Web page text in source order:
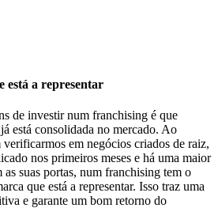
está a representar
de investir num franchising é que
está consolidada no mercado. Ao
em negócios criados de raiz,
nos primeiros meses e há uma maior
suas portas, num franchising tem o
que está a representar. Isso traz uma
e garante um bom retorno do